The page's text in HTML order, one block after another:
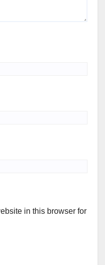
in this browser for